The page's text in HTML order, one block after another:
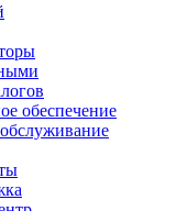
обеспечение